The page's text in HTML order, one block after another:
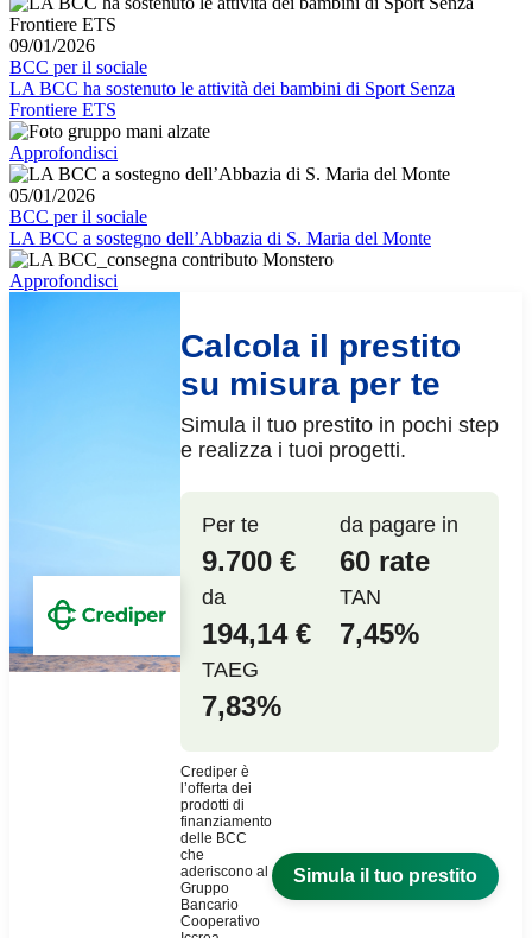
09/01/2026
BCC per il sociale
LA BCC ha sostenuto le attività dei bambini di Sport Senza
Frontiere ETS
Approfondisci
05/01/2026
BCC per il sociale
LA BCC a sostegno dell’Abbazia di S. Maria del Monte
Approfondisci